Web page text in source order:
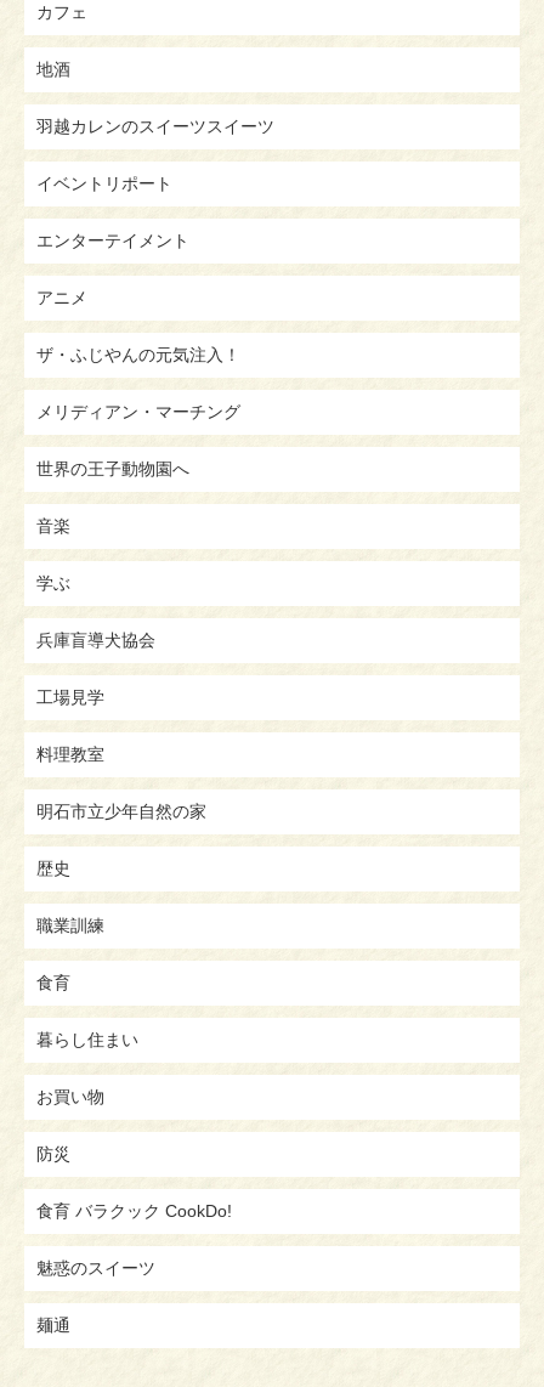
カフェ
地酒
羽越カレンのスイーツスイーツ
イベントリポート
エンターテイメント
アニメ
ザ・ふじやんの元気注入！
メリディアン・マーチング
世界の王子動物園へ
音楽
学ぶ
兵庫盲導犬協会
工場見学
料理教室
明石市立少年自然の家
歴史
職業訓練
食育
暮らし住まい
お買い物
防災
食育 バラクック CookDo!
魅惑のスイーツ
麺通